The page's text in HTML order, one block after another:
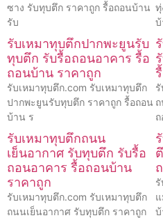
ซาง รับทุบตึก ราคาถูก รื้อถอนบ้าน
รับ
ทุ่
รับเหมาทุบตึกปากพะยูนรับ
ทุบตึก รับรื้อถอนอาคาร รื้อ
ถอนบ้าน ราคาถูก
รับเหมาทุบตึก.com รับเหมาทุบตึก
ปากพะยูนรับทุบตึก ราคาถูก รื้อถอน
บ้าน ร
รับเหมาทุบตึกถนน
เย็นอากาศ รับทุบตึก รับรื้อ
ถอนอาคาร รื้อถอนบ้าน
ราคาถูก
รับเหมาทุบตึก.com รับเหมาทุบตึก
ถนนเย็นอากาศ รับทุบตึก ราคาถูก